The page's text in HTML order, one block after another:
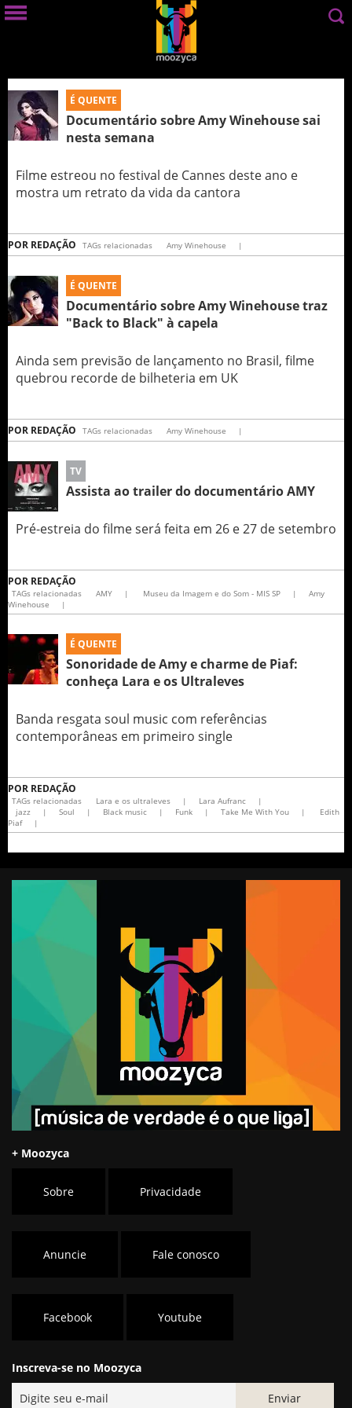
É QUENTE
Documentário sobre Amy Winehouse sai
nesta semana
Filme estreou no festival de Cannes deste ano e
mostra um retrato da vida da cantora
POR REDAÇÃO TAGs relacionadas Amy Winehouse |
É QUENTE
Documentário sobre Amy Winehouse traz
"Back to Black" à capela
Ainda sem previsão de lançamento no Brasil, filme
quebrou recorde de bilheteria em UK
POR REDAÇÃO TAGs relacionadas Amy Winehouse |
TV
Assista ao trailer do documentário AMY
Pré-estreia do filme será feita em 26 e 27 de setembro
POR REDAÇÃO
TAGs relacionadas AMY | Museu da Imagem e do Som - MIS SP |
Amy
Winehouse
|
É QUENTE
Sonoridade de Amy e charme de Piaf:
conheça Lara e os Ultraleves
Banda resgata soul music com referências
contemporâneas em primeiro single
POR REDAÇÃO
TAGs relacionadas Lara e os ultraleves | Lara Aufranc
|
jazz
| Soul | Black music | Funk | Take Me With You |
Edith
Piaf
|
+ Moozyca
Sobre Privacidade
Anuncie Fale conosco
Facebook Youtube
Inscreva-se no Moozyca